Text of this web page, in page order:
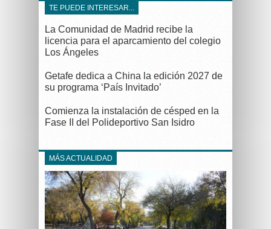
TE PUEDE INTERESAR...
La Comunidad de Madrid recibe la
licencia para el aparcamiento del colegio
Los Ángeles
Getafe dedica a China la edición 2027 de
su programa ‘País Invitado’
Comienza la instalación de césped en la
Fase II del Polideportivo San Isidro
MÁS ACTUALIDAD